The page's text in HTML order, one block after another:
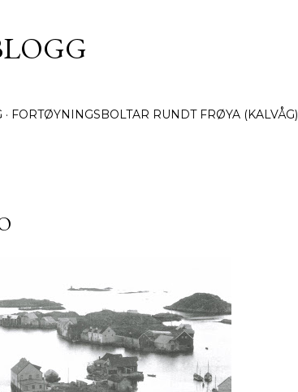
FORTØYNINGSBOLTAR RUNDT FRØYA (KALVÅG)